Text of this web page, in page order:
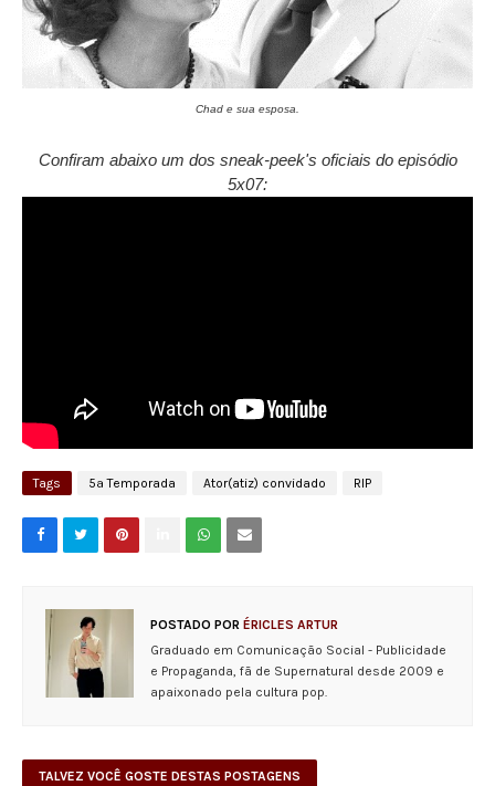
Chad e sua esposa.
Confiram abaixo um dos sneak-peek's oficiais do episódio
5x07:
Tags 5ª Temporada Ator(atiz) convidado RIP
POSTADO POR ÉRICLES ARTUR
Graduado em Comunicação Social - Publicidade
e Propaganda, fã de Supernatural desde 2009 e
apaixonado pela cultura pop.
TALVEZ VOCÊ GOSTE DESTAS POSTAGENS